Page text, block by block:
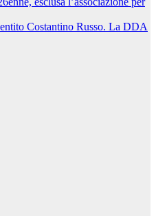
Costantino Russo. La DDA